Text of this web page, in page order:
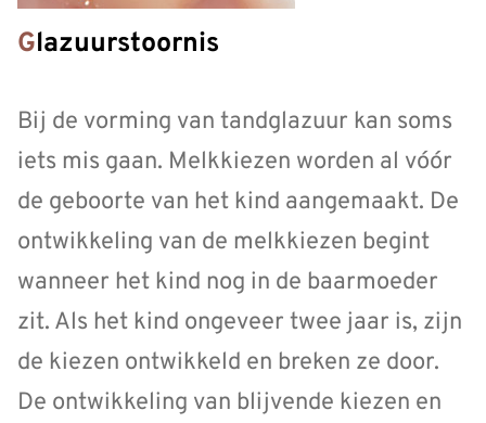
Glazuurstoornis
Bij de vorming van tandglazuur kan soms
iets mis gaan. Melkkiezen worden al vóór
de geboorte van het kind aangemaakt. De
ontwikkeling van de melkkiezen begint
wanneer het kind nog in de baarmoeder
zit. Als het kind ongeveer twee jaar is, zijn
de kiezen ontwikkeld en breken ze door.
De ontwikkeling van blijvende kiezen en